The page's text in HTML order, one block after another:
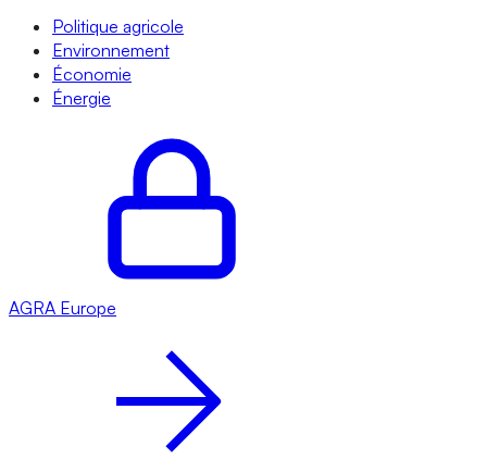
Politique agricole
Environnement
Économie
Énergie
AGRA Europe